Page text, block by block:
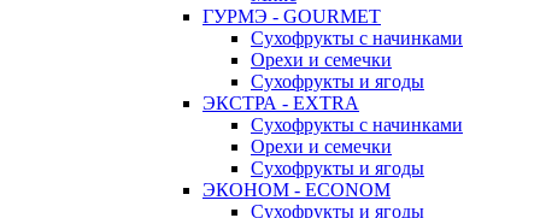
ГУРМЭ - GOURMET
Сухофрукты с начинками
Орехи и семечки
Сухофрукты и ягоды
ЭКСТРА - EXTRA
Сухофрукты с начинками
Орехи и семечки
Сухофрукты и ягоды
ЭКОНОМ - ECONOM
Сухофрукты и ягоды